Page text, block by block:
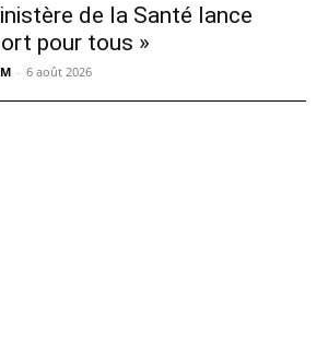
de la Santé lance
pour tous »
- 6 août 2026